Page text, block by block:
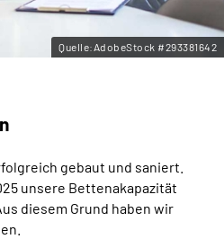
Quelle:AdobeStock #293381642
gebaut und saniert.
unsere Bettenakapazität
diesem Grund haben wir